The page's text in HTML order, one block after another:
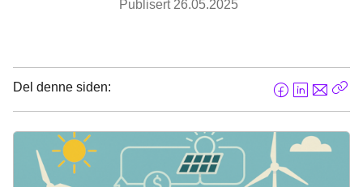
Publisert 26.05.2025
Del denne siden:
F
c
b
L
n
k
e
E
p
o